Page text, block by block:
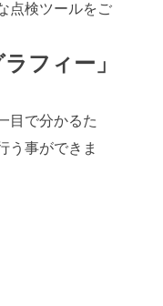
点検ツールをご
フィー」
目で分かるた
う事ができま